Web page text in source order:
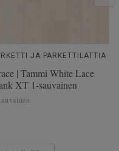
JA PARKETTILATTIA
| Tammi White Lace
XT 1-sauvainen